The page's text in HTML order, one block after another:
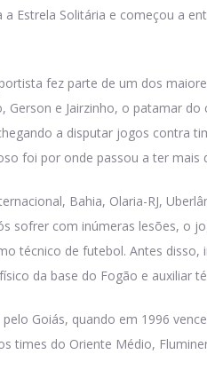
a Estrela Solitária e começou a
fez parte de um dos
Gerson e Jairzinho, o patamar do
a disputar jogos contra
foi por onde passou a ter mais
Bahia, Olaria-RJ,
sofrer com inúmeras lesões, o
técnico de futebol. Antes disso,
da base do Fogão e auxiliar
Goiás, quando em 1996
times do Oriente Médio,